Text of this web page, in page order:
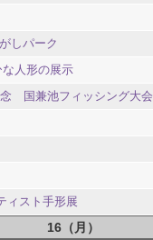
しパーク
人形の展示
国兼池フィッシング大会
ィスト手形展
16
月